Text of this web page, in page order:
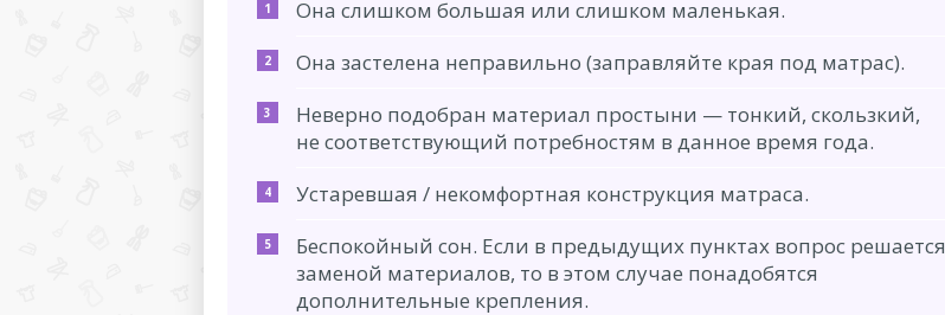
Она слишком большая или слишком маленькая.
Она застелена неправильно (заправляйте края под матрас).
Неверно подобран материал простыни — тонкий, скользкий,
не соответствующий потребностям в данное время года.
Устаревшая / некомфортная конструкция матраса.
Беспокойный сон. Если в предыдущих пунктах вопрос решается
заменой материалов, то в этом случае понадобятся
дополнительные крепления.